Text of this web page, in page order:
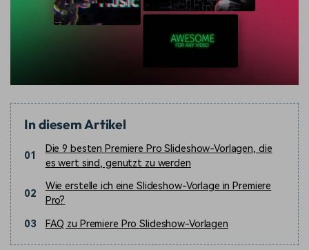
In diesem Artikel
01
Die 9 besten Premiere Pro Slideshow-Vorlagen, die
es wert sind, genutzt zu werden
02
Wie erstelle ich eine Slideshow-Vorlage in Premiere
Pro?
03
FAQ zu Premiere Pro Slideshow-Vorlagen